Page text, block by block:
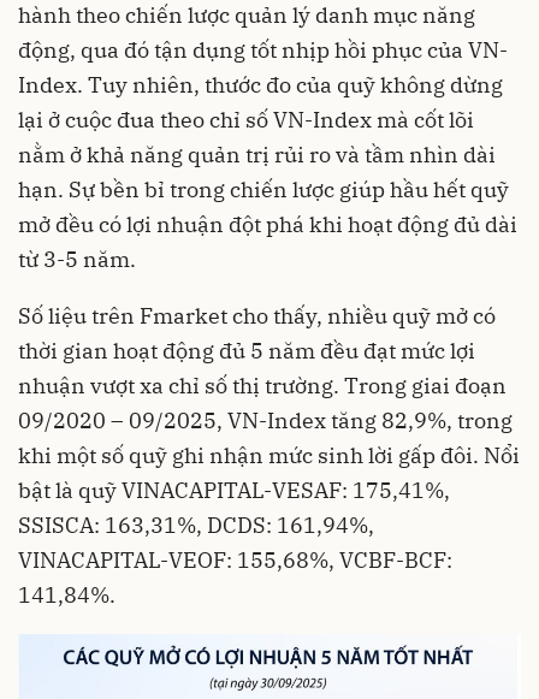
hành theo chiến lược quản lý danh mục năng
động, qua đó tận dụng tốt nhịp hồi phục của VN-
Index. Tuy nhiên, thước đo của quỹ không dừng
lại ở cuộc đua theo chỉ số VN-Index mà cốt lõi
nằm ở khả năng quản trị rủi ro và tầm nhìn dài
hạn. Sự bền bỉ trong chiến lược giúp hầu hết quỹ
mở đều có lợi nhuận đột phá khi hoạt động đủ dài
từ 3-5 năm.
Số liệu trên Fmarket cho thấy, nhiều quỹ mở có
thời gian hoạt động đủ 5 năm đều đạt mức lợi
nhuận vượt xa chỉ số thị trường. Trong giai đoạn
09/2020 – 09/2025, VN-Index tăng 82,9%, trong
khi một số quỹ ghi nhận mức sinh lời gấp đôi. Nổi
bật là quỹ VINACAPITAL-VESAF: 175,41%,
SSISCA: 163,31%, DCDS: 161,94%,
VINACAPITAL-VEOF: 155,68%, VCBF-BCF:
141,84%.